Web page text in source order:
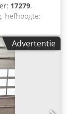
17279,
, hefhoogte:
,
,
cabine
FDC0H-
Advertentie